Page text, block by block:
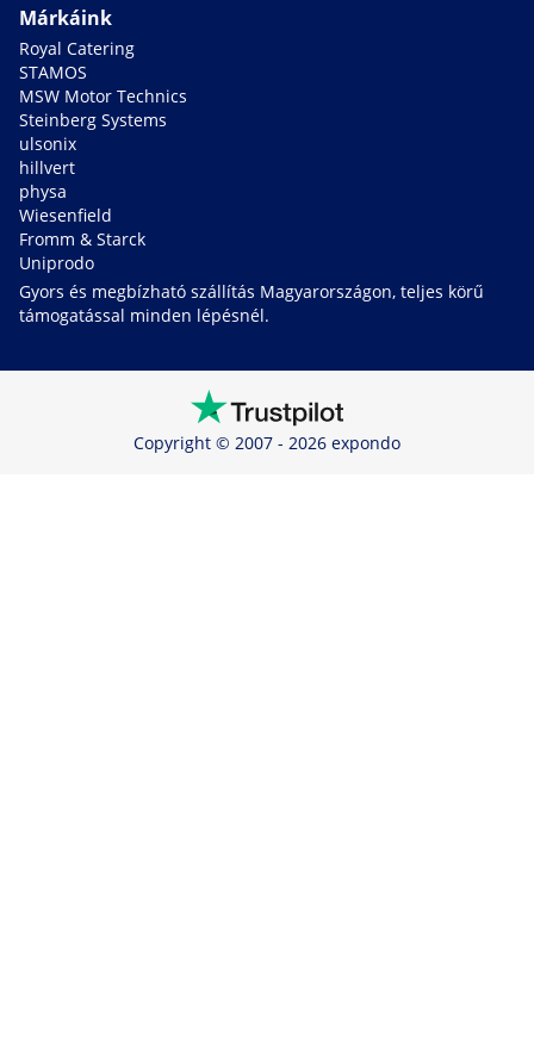
Márkáink
Royal Catering
STAMOS
MSW Motor Technics
Steinberg Systems
ulsonix
hillvert
physa
Wiesenfield
Fromm & Starck
Uniprodo
Gyors és megbízható szállítás Magyarországon, teljes körű
támogatással minden lépésnél.
Copyright © 2007 - 2026 expondo